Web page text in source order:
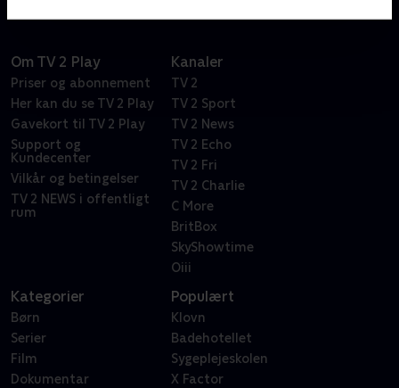
Om TV 2 Play
Priser og abonnement
Her kan du se TV 2 Play
Gavekort til TV 2 Play
Support og
Kundecenter
Vilkår og betingelser
TV 2 NEWS i offentligt
rum
Kanaler
TV 2
TV 2 Sport
TV 2 News
TV 2 Echo
TV 2 Fri
TV 2 Charlie
C More
BritBox
SkyShowtime
Oiii
Kategorier
Børn
Serier
Film
Dokumentar
Populært
Klovn
Badehotellet
Sygeplejeskolen
X Factor